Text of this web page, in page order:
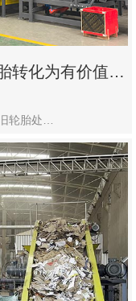
转化为有价值的
轮胎处…